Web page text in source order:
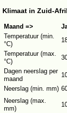
Klimaat in Zuid-
Maand =>
Temperatuur (min.
°C)
Temperatuur (max.
°C)
Dagen neerslag per
maand
Neerslag (min. mm)
Neerslag (max.
mm)